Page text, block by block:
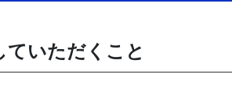
ていただくこと